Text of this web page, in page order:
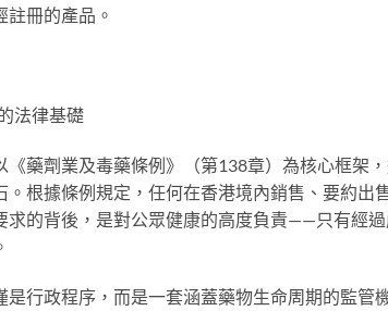
註冊的產品。
法律基礎
《藥劑業及毒藥條例》（第138章）為核心框架
。根據條例規定，任何在香港境內銷售、要約出
求的背後，是對公眾健康的高度負責——只有經
是行政程序，而是一套涵蓋藥物生命周期的監管